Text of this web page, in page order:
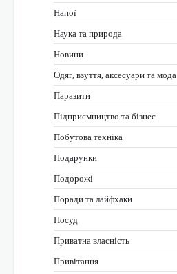
Напої
Наука та природа
Новини
Одяг, взуття, аксесуари та мода
Паразити
Підприємництво та бізнес
Побутова техніка
Подарунки
Подорожі
Поради та лайфхаки
Посуд
Приватна власність
Привітання